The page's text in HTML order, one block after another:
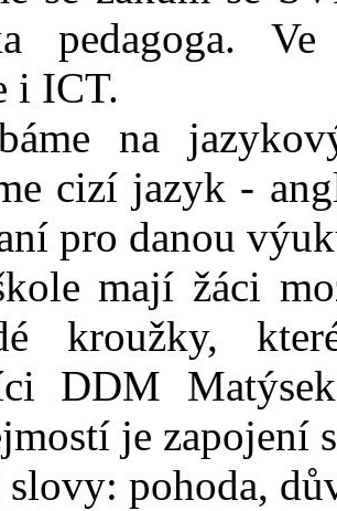
pedagoga.
i ICT.
na
cizí jazyk -
pro danou
mají žáci
kroužky,
DDM
je zapojení
pohoda,